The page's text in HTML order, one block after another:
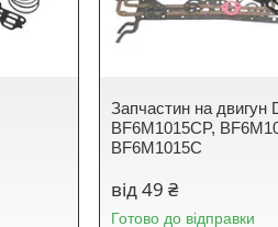
Запчастин на двигун
BF6M1015CP,
BF6M1015C
від 49 ₴
Готово до відправки